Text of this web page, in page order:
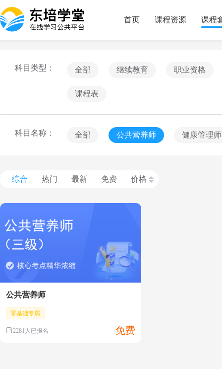
首页 课程资源 课程
科目类型： 全部 继续教育 职业资格
课程表
科目名称： 全部 公共营养师 健康管理师
综合 热门 最新 免费 价格
公共营养师
零基础专属
2281人已报名 免费